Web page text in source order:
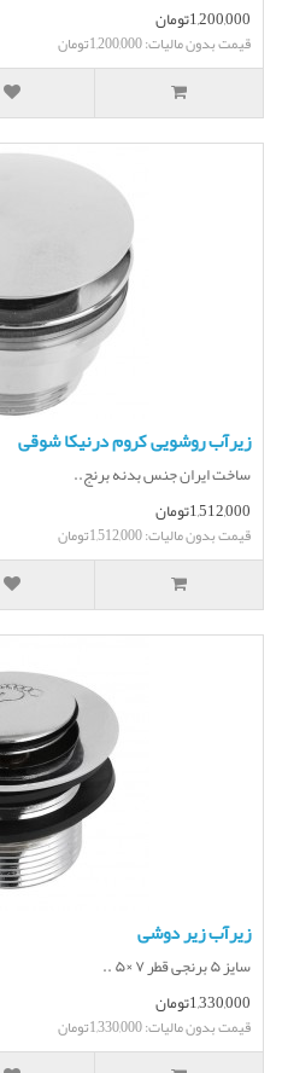
1,200,000تومان
قیمت بدون مالیات: 1,200,000تومان
زیرآب روشویی کروم درنیکا شوقی
ساخت ایران جنس بدنه برنج..
1,512,000تومان
قیمت بدون مالیات: 1,512,000تومان
زیرآب زیر دوشی
سایز ۵ برنجی قطر ۷ ×۵ ..
1,330,000تومان
قیمت بدون مالیات: 1,330,000تومان